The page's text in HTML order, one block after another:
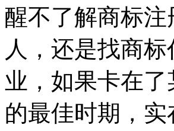
醒不了解商标
人，还是找商
业，如果卡在
的最佳时期，